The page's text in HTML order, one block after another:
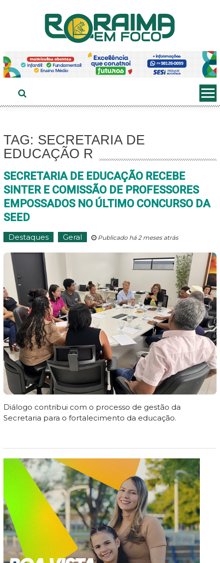
TAG: SECRETARIA DE
EDUCAÇÃO R
SECRETARIA DE EDUCAÇÃO RECEBE
SINTER E COMISSÃO DE PROFESSORES
EMPOSSADOS NO ÚLTIMO CONCURSO DA
SEED
Destaques Geral Publicado há 2 meses atrás
Diálogo contribui com o processo de gestão da
Secretaria para o fortalecimento da educação.